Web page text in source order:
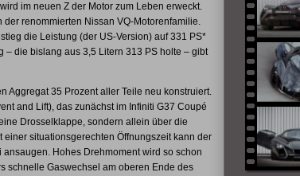
im neuen Z der Motor zum Leben erweckt.
renommierten Nissan VQ-Motorenfamilie.
die Leistung (der US-Version) auf 331 PS*
die bislang aus 3,5 Litern 313 PS holte – gibt
Aggregat 35 Prozent aller Teile neu konstruiert.
and Lift), das zunächst im Infiniti G37 Coupé
Drosselklappe, sondern allein über die
situationsgerechten Öffnungszeit kann der
Hohes Drehmoment wird so schon
schnelle Gaswechsel am oberen Ende des